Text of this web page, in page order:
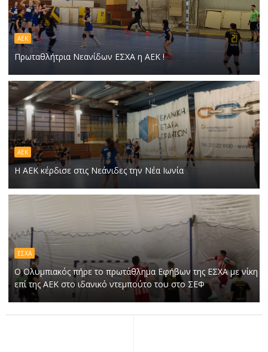
ΑΕΚ
Πρωταθλήτρια Νεανίδων ΕΣΧΑ η ΑΕΚ !
ΑΕΚ
Η ΑΕΚ κέρδισε στις Νεάνιδες την Νέα Ιωνία
ΕΣΧΑ
Ο Ολυμπιακός πήρε το πρωτάθλημα Εφήβων της ΕΣΧΑ με νίκη
επί της ΑΕΚ στο ιδανικό ντεμπούτο του στο ΣΕΦ